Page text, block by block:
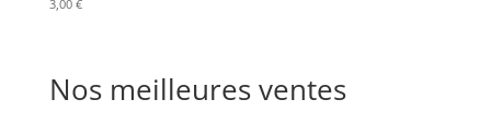
3,00 €
Nos meilleures ventes